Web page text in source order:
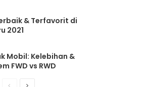
& Terfavorit di
2021
Mobil: Kelebihan &
FWD vs RWD
PreviousNext